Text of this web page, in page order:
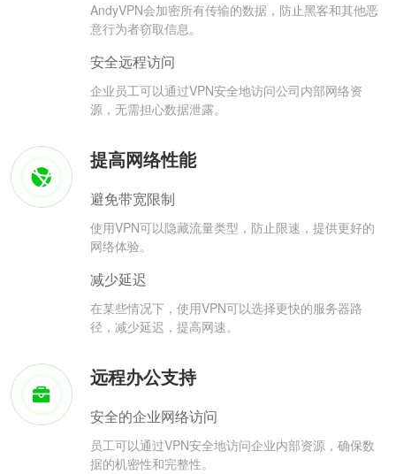
AndyVPN会加密所有传输的数据，防止黑客和其他恶
意行为者窃取信息。
安全远程访问
企业员工可以通过VPN安全地访问公司内部网络资
源，无需担心数据泄露。
提高网络性能
避免带宽限制
使用VPN可以隐藏流量类型，防止限速，提供更好的
网络体验。
减少延迟
在某些情况下，使用VPN可以选择更快的服务器路
径，减少延迟，提高网速。
远程办公支持
安全的企业网络访问
员工可以通过VPN安全地访问企业内部资源，确保数
据的机密性和完整性。